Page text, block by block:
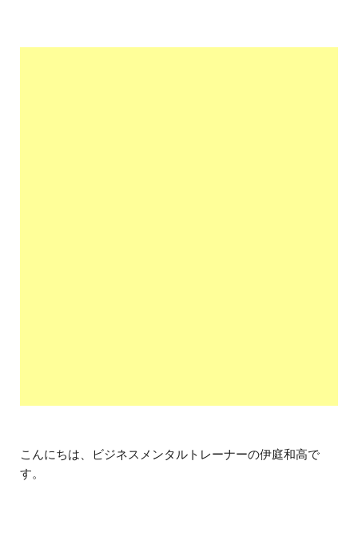
こんにちは、ビジネスメンタルトレーナーの伊庭和高で
す。